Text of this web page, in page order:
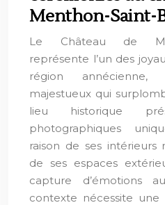
Menthon-Saint-
Le Château de
représente l’un des
région
majestueux qui
lieu historique
photographiques
raison de ses
de ses espaces
capture d’émotions
contexte nécessite